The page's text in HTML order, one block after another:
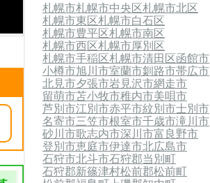
札幌市札幌市中央区札幌市北区
札幌市東区札幌市白石区
札幌市豊平区札幌市南区
札幌市西区札幌市厚別区
札幌市手稲区札幌市清田区函館市
小樽市旭川市室蘭市釧路市帯広市
北見市夕張市岩見沢市網走市
留萌市苫小牧市稚内市美唄市
芦別市江別市赤平市紋別市士別市
名寄市三笠市根室市千歳市滝川市
砂川市歌志内市深川市富良野市
登別市恵庭市伊達市北広島市
石狩市北斗市石狩郡当別町
石狩郡新篠津村松前郡松前町